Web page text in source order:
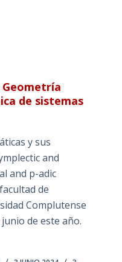
Geometría
de sistemas
y sus
and
and p-adic
de
Complutense
de este año.